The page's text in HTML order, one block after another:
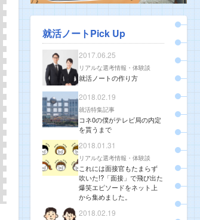
就活ノートPick Up
2017.06.25
リアルな選考情報・体験談
就活ノートの作り方
2018.02.19
就活特集記事
コネ0の僕がテレビ局の内定
を貰うまで
2018.01.31
リアルな選考情報・体験談
これには面接官もたまらず
吹いた!?「面接」で飛び出た
爆笑エピソードをネット上
から集めました。
2018.02.19